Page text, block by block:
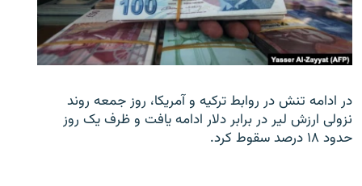
در ادامه تنش در روابط ترکیه و آمریکا، روز جمعه روند
نزولی ارزش لیر در برابر دلار ادامه یافت و ظرف یک روز
حدود ۱۸ درصد سقوط کرد.